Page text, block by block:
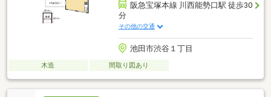
阪急宝塚本線 川西能勢口駅 徒歩30
分
その他の交通
池田市渋谷１丁目
木造 間取り図あり